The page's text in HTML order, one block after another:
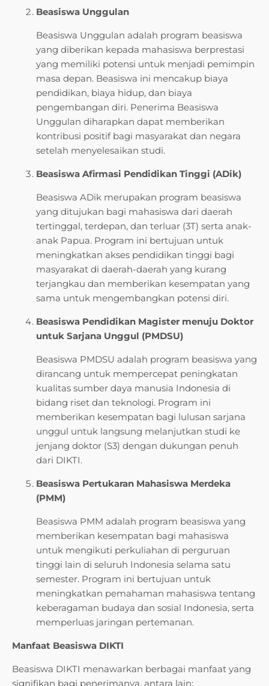
Beasiswa Unggulan
Beasiswa Unggulan adalah program beasiswa
yang diberikan kepada mahasiswa berprestasi
yang memiliki potensi untuk menjadi pemimpin
masa depan. Beasiswa ini mencakup biaya
pendidikan, biaya hidup, dan biaya
pengembangan diri. Penerima Beasiswa
Unggulan diharapkan dapat memberikan
kontribusi positif bagi masyarakat dan negara
setelah menyelesaikan studi.
Beasiswa Afirmasi Pendidikan Tinggi (ADik)
Beasiswa ADik merupakan program beasiswa
yang ditujukan bagi mahasiswa dari daerah
tertinggal, terdepan, dan terluar (3T) serta anak-
anak Papua. Program ini bertujuan untuk
meningkatkan akses pendidikan tinggi bagi
masyarakat di daerah-daerah yang kurang
terjangkau dan memberikan kesempatan yang
sama untuk mengembangkan potensi diri.
Beasiswa Pendidikan Magister menuju Doktor
untuk Sarjana Unggul (PMDSU)
Beasiswa PMDSU adalah program beasiswa yang
dirancang untuk mempercepat peningkatan
kualitas sumber daya manusia Indonesia di
bidang riset dan teknologi. Program ini
memberikan kesempatan bagi lulusan sarjana
unggul untuk langsung melanjutkan studi ke
jenjang doktor (S3) dengan dukungan penuh
dari DIKTI.
Beasiswa Pertukaran Mahasiswa Merdeka
(PMM)
Beasiswa PMM adalah program beasiswa yang
memberikan kesempatan bagi mahasiswa
untuk mengikuti perkuliahan di perguruan
tinggi lain di seluruh Indonesia selama satu
semester. Program ini bertujuan untuk
meningkatkan pemahaman mahasiswa tentang
keberagaman budaya dan sosial Indonesia, serta
memperluas jaringan pertemanan.
Manfaat Beasiswa DIKTI
Beasiswa DIKTI menawarkan berbagai manfaat yang
signifikan bagi penerimanya, antara lain: